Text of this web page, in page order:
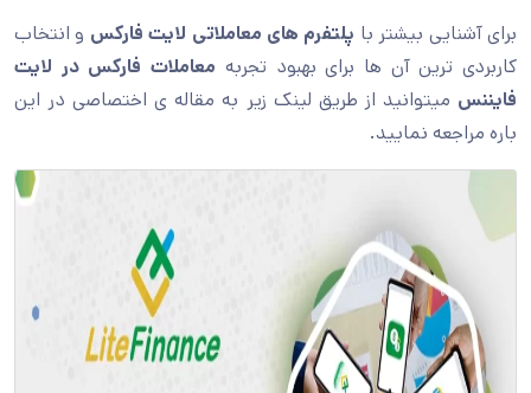
برای آشنایی بیشتر با پلتفرم های معاملاتی لایت فارکس و انتخاب
کاربردی ترین آن ها برای بهبود تجربه معاملات فارکس در لایت
فایننس میتوانید از طریق لینک زیر به مقاله ی اختصاصی در این
باره مراجعه نمایید.